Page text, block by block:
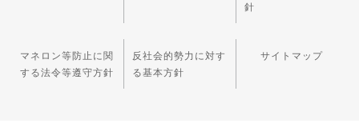
針
マネロン等防止に関
する法令等遵守方針
反社会的勢力に対す
る基本方針
サイトマップ